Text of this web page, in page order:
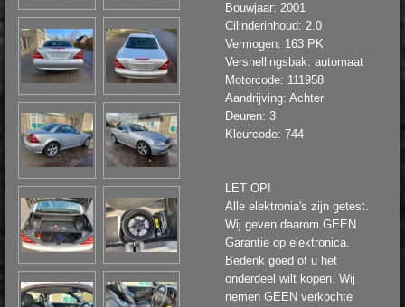
Bouwjaar: 2001
Cilinderinhoud: 2.0
Vermogen: 163 PK
Versnellingsbak: automaat
Motorcode: 111958
Aandrijving: Achter
Deuren: 3
Kleurcode: 744
LET OP!
Alle elektronia's zijn getest.
Wij geven daarom GEEN
Garantie op elektronica.
Bedenk goed of u het
onderdeel wilt kopen. Wij
nemen GEEN verkochte